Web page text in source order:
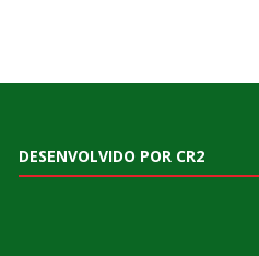
DESENVOLVIDO POR CR2